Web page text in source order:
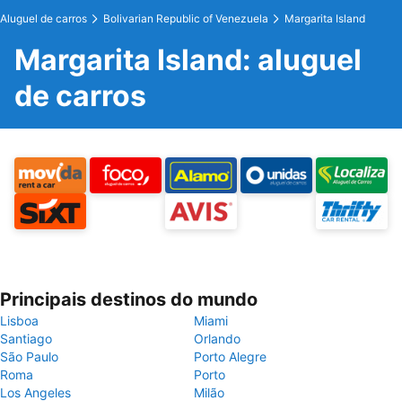
Aluguel de carros Bolivarian Republic of Venezuela Margarita Island
Margarita Island: aluguel
de carros
Principais destinos do mundo
Lisboa
Miami
Santiago
Orlando
São Paulo
Porto Alegre
Roma
Porto
Los Angeles
Milão